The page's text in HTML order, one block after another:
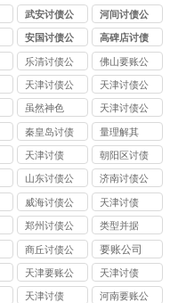
司
公司
武安讨债公
司
河间讨债公
司
安国讨债公
司
高碑店讨债
公司
乐清讨债公
司
佛山要账公
司
天津讨债公
司
天津讨债公
司
虽然神色
天津讨债公
司
秦皇岛讨债
公司
量理解其
天津讨债
朝阳区讨债
公司
山东讨债公
司
济南讨债公
司
威海讨债公
司
天津讨债
郑州讨债公
司
类型并据
商丘讨债公
司
要账公司
天津要账公
司
天津讨债
天津讨债
河南要账公